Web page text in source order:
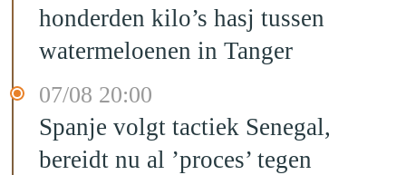
honderden kilo’s hasj tussen
watermeloenen in Tanger
07/08 20:00
Spanje volgt tactiek Senegal,
bereidt nu al ’proces’ tegen